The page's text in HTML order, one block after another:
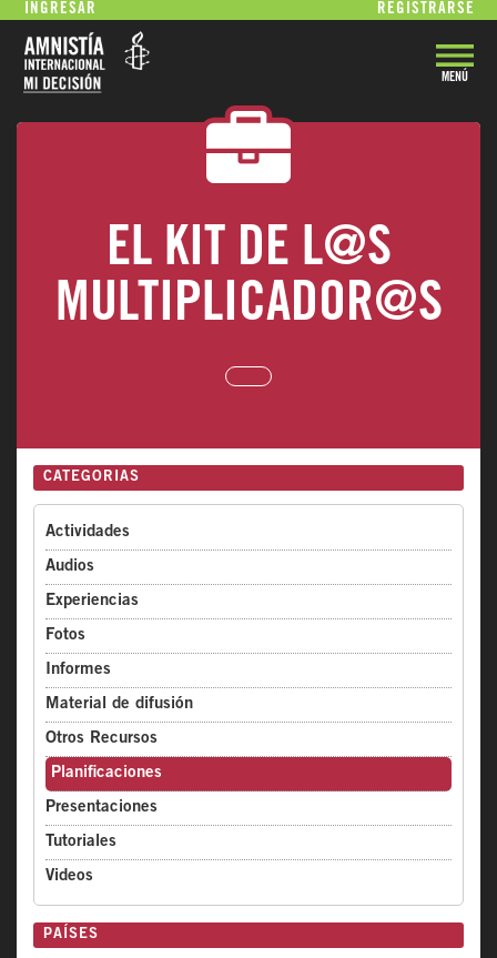
INGRESAR REGISTRARSE
MENÚ
VOLVER
EL KIT DE L@S
MULTIPLICADOR@S
CATEGORIAS
Actividades
Audios
Experiencias
Fotos
Informes
Material de difusión
Otros Recursos
Planificaciones
Presentaciones
Tutoriales
Videos
PAÍSES